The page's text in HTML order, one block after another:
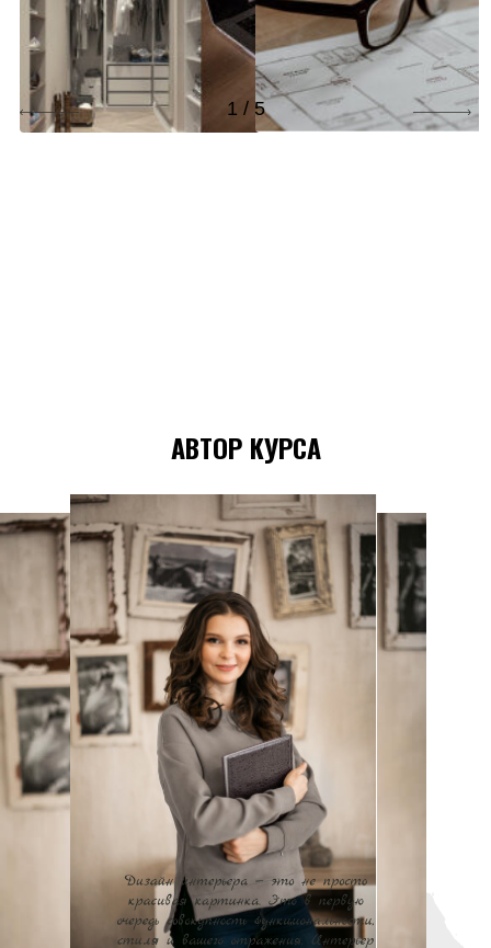
вам и создадите
цветовой коллаж
вашего будущего
интерьера
журналах
1 / 5
АВТОР КУРСА